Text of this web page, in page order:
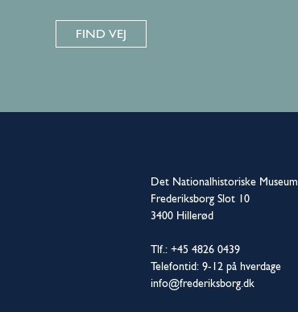
FIND VEJ
Det Nationalhistoriske Museum
Frederiksborg Slot 10
3400 Hillerød
Tlf.: +45 4826 0439
Telefontid: 9-12 på hverdage
info@frederiksborg.dk